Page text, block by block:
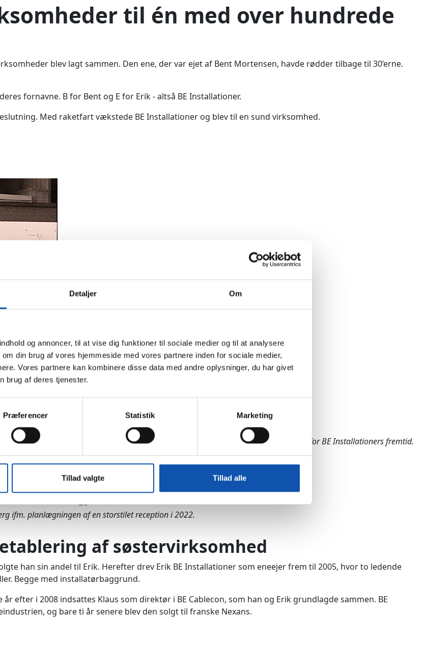
Detaljer Om
og annoncer, til at vise dig funktioner til sociale medier og til at analysere
din brug af vores hjemmeside med vores partnere inden for sociale medier,
Vores partnere kan kombinere disse data med andre oplysninger, du har givet
brug af deres tjenester.
Præferencer Statistik Marketing
Tillad valgte Tillad alle
til én med over hundrede
blev lagt sammen. Den ene, der var ejet af Bent Mortensen, havde rødder tilbage til 30’erne.
fornavne. B for Bent og E for Erik - altså BE Installationer.
Med raketfart vækstede BE Installationer og blev til en sund virksomhed.
En meget ung Erik Kønigsberg – fuld af gå-på-mod og ambitioner for BE Installationers fremtid.
ifm. planlægningen af en storstilet reception i 2022.
af søstervirksomhed
han sin andel til Erik. Herefter drev Erik BE Installationer som eneejer frem til 2005, hvor to ledende
Begge med installatørbaggrund.
efter i 2008 indsattes Klaus som direktør i BE Cablecon, som han og Erik grundlagde sammen. BE
og bare ti år senere blev den solgt til franske Nexans.